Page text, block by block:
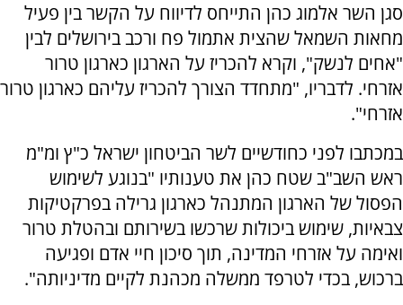
סגן השר אלמוג כהן התייחס לדיווח על הקשר בין פעיל
מחאות השמאל שהצית אתמול פח ורכב בירושלים לבין
"אחים לנשק", וקרא להכריז על הארגון כארגון טרור
אזרחי. לדבריו, "מתחדד הצורך להכריז עליהם כארגון טרור
אזרחי".
במכתבו לפני כחודשיים לשר הביטחון ישראל כ"ץ ומ"מ
ראש השב"ב שטח כהן את טענותיו "בנוגע לשימוש
הפסול של הארגון המתנהל כארגון גרילה בפרקטיקות
צבאיות, שימוש ביכולות שרכשו בשירותם ובהטלת טרור
ואימה על אזרחי המדינה, תוך סיכון חיי אדם ופגיעה
ברכוש, בכדי לטרפד ממשלה מכהנת לקיים מדיניותה".